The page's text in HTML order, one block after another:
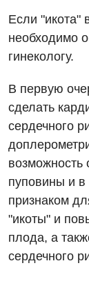
Гематология
Диетология
Кардиология
Маммология
Медицинская
Неврология
Если "икота"
необходимо
гинекологу.
В первую
сделать
сердечного
возможность
пуповины и
признаком
"икоты" и
плода, а
сердечного